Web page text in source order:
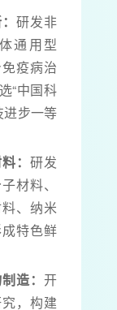
研发非
通用型
疫病治
“中国科
进步一等
： 研发
材料、
、纳米
特色鲜
造： 开
，构建